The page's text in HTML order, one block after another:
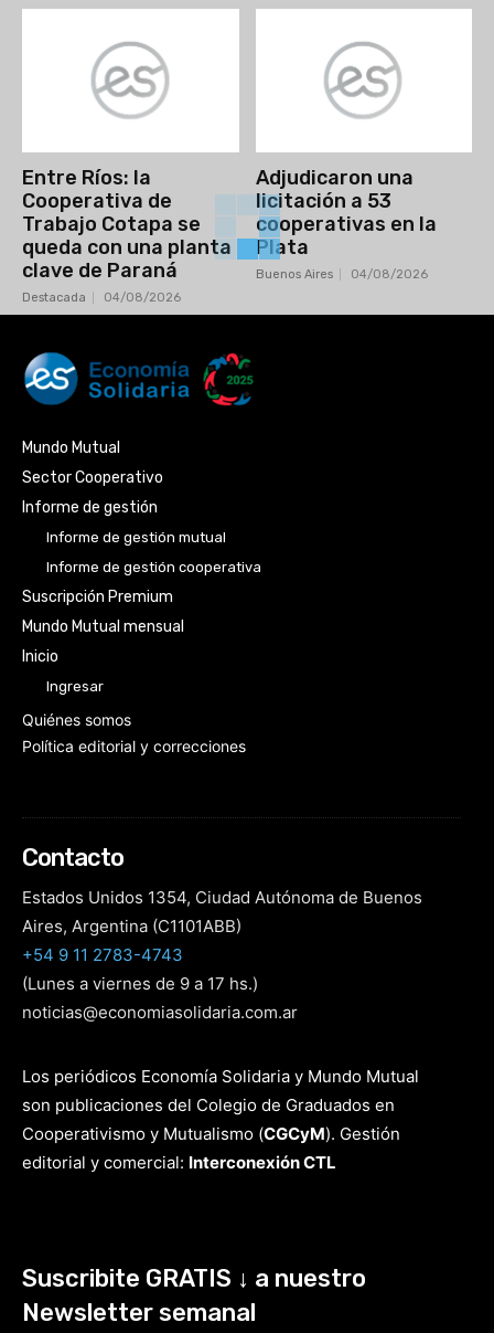
Entre Ríos: la
Cooperativa de
Trabajo Cotapa se
queda con una planta
clave de Paraná
Destacada 04/08/2026
Adjudicaron una
licitación a 53
cooperativas en la
Plata
Buenos Aires 04/08/2026
Mundo Mutual
Sector Cooperativo
Informe de gestión
Informe de gestión mutual
Informe de gestión cooperativa
Suscripción Premium
Mundo Mutual mensual
Inicio
Ingresar
Quiénes somos
Política editorial y correcciones
Contacto
Estados Unidos 1354, Ciudad Autónoma de Buenos
Aires, Argentina (C1101ABB)
+54 9 11 2783-4743
(Lunes a viernes de 9 a 17 hs.)
noticias@economiasolidaria.com.ar
Los periódicos Economía Solidaria y Mundo Mutual
son publicaciones del Colegio de Graduados en
Cooperativismo y Mutualismo (CGCyM). Gestión
editorial y comercial: Interconexión CTL
Suscribite GRATIS ↓ a nuestro
Newsletter semanal